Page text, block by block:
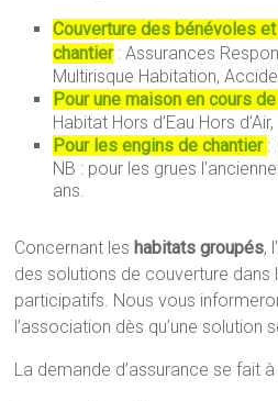
Couverture des bénévoles
chantier : Assurances
Multirisque Habitation,
Pour une maison en cours
Habitat Hors d’Eau Hors d’Air,
Pour les engins de chantier :
NB : pour les grues
ans.
Concernant les habitats groupés,
des solutions de couverture dans
participatifs. Nous vous
l’association dès qu’une solution
La demande d’assurance se fait